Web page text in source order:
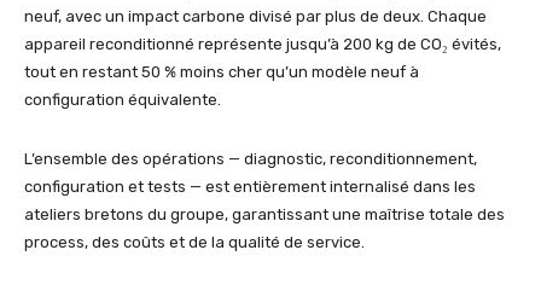
neuf, avec un impact carbone divisé par plus de deux. Chaque
appareil reconditionné représente jusqu’à 200 kg de CO₂ évités,
tout en restant 50 % moins cher qu’un modèle neuf à
configuration équivalente.
L’ensemble des opérations — diagnostic, reconditionnement,
configuration et tests — est entièrement internalisé dans les
ateliers bretons du groupe, garantissant une maîtrise totale des
process, des coûts et de la qualité de service.